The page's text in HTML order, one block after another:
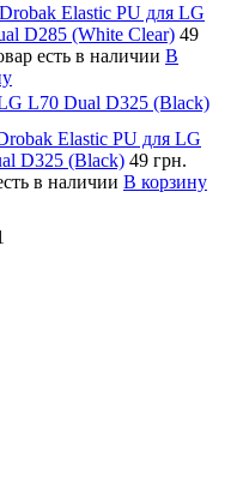
Elastic PU для LG
D285 (White Clear) 49
есть в наличии В
L70 Dual D325 (Black)
Elastic PU для LG
D325 (Black) 49 грн.
в наличии В корзину